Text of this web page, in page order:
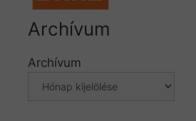
Archívum
Archívum